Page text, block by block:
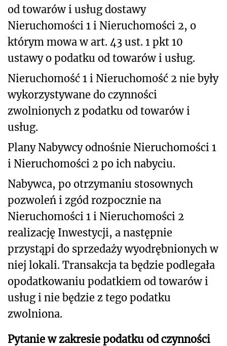
od towarów i usług dostawy
Nieruchomości 1 i Nieruchomości 2, o
którym mowa w art. 43 ust. 1 pkt 10
ustawy o podatku od towarów i usług.
Nieruchomość 1 i Nieruchomość 2 nie były
wykorzystywane do czynności
zwolnionych z podatku od towarów i
usług.
Plany Nabywcy odnośnie Nieruchomości 1
i Nieruchomości 2 po ich nabyciu.
Nabywca, po otrzymaniu stosownych
pozwoleń i zgód rozpocznie na
Nieruchomości 1 i Nieruchomości 2
realizację Inwestycji, a następnie
przystąpi do sprzedaży wyodrębnionych w
niej lokali. Transakcja ta będzie podlegała
opodatkowaniu podatkiem od towarów i
usług i nie będzie z tego podatku
zwolniona.
Pytanie w zakresie podatku od czynności